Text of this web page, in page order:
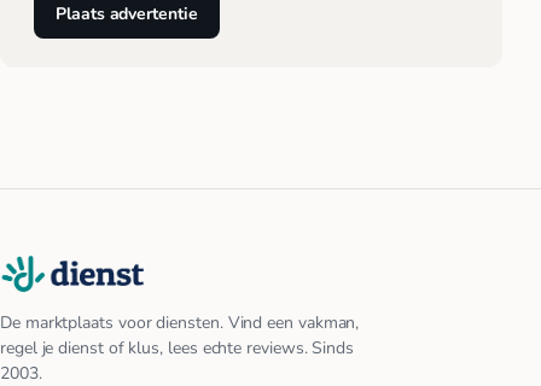
Plaats advertentie
De marktplaats voor diensten. Vind een vakman,
regel je dienst of klus, lees echte reviews. Sinds
2003.